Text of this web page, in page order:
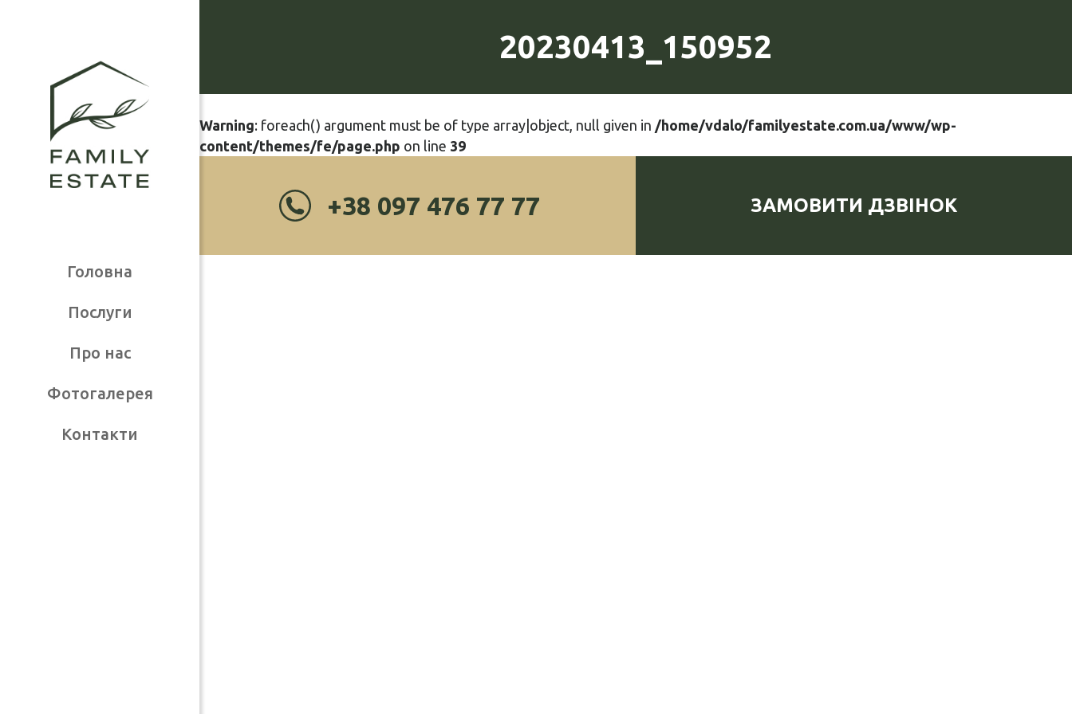
Головна
Послуги
Про нас
Фотогалерея
Контакти
20230413_150952
Warning: foreach() argument must be of type array|object, null given in /home/vdalo/familyestate.com.ua/www/wp-
content/themes/fe/page.php on line 39
+38 097 476 77 77 ЗАМОВИТИ ДЗВІНОК